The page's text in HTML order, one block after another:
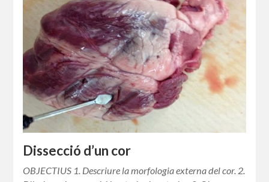
Dissecció d’un cor
OBJECTIUS 1. Descriure la morfologia externa del cor. 2.